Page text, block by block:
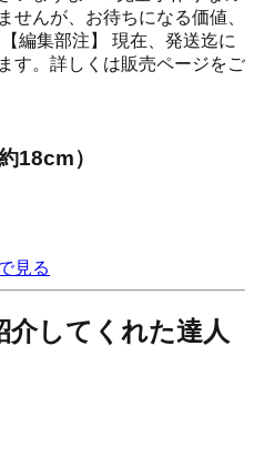
せんが、お待ちになる価値、
編集部注】 現在、発送迄に
す。詳しくは販売ページをご
18cm）
見る
介してくれた達人